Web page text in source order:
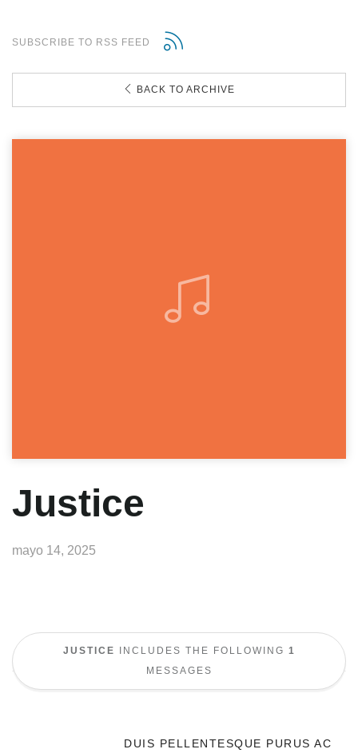
SUBSCRIBE TO RSS FEED
BACK TO ARCHIVE
Justice
mayo 14, 2025
JUSTICE INCLUDES THE FOLLOWING 1
MESSAGES
DUIS PELLENTESQUE PURUS AC